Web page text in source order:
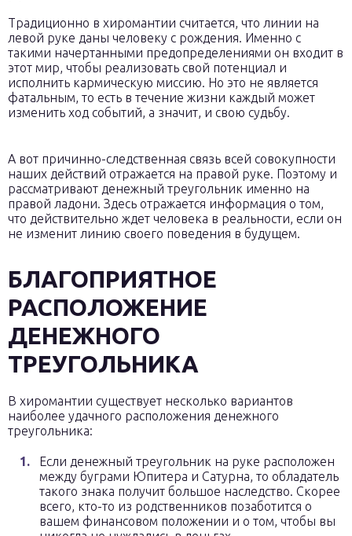
Традиционно в хиромантии считается, что линии на
левой руке даны человеку с рождения. Именно с
такими начертанными предопределениями он входит в
этот мир, чтобы реализовать свой потенциал и
исполнить кармическую миссию. Но это не является
фатальным, то есть в течение жизни каждый может
изменить ход событий, а значит, и свою судьбу.
А вот причинно-следственная связь всей совокупности
наших действий отражается на правой руке. Поэтому и
рассматривают денежный треугольник именно на
правой ладони. Здесь отражается информация о том,
что действительно ждет человека в реальности, если он
не изменит линию своего поведения в будущем.
БЛАГОПРИЯТНОЕ
РАСПОЛОЖЕНИЕ
ДЕНЕЖНОГО
ТРЕУГОЛЬНИКА
В хиромантии существует несколько вариантов
наиболее удачного расположения денежного
треугольника:
Если денежный треугольник на руке расположен
между буграми Юпитера и Сатурна, то обладатель
такого знака получит большое наследство. Скорее
всего, кто-то из родственников позаботится о
вашем финансовом положении и о том, чтобы вы